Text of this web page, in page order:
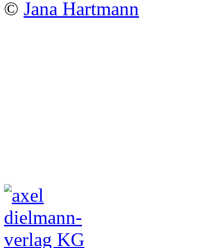
© Jana Hartmann